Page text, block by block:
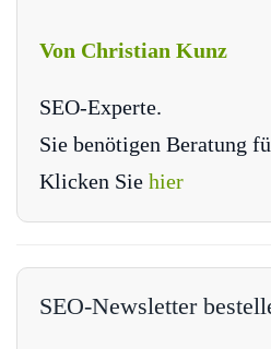
Von Christian Kunz
SEO-Experte.
Sie benötigen Beratung
Klicken Sie hier
SEO-Newsletter